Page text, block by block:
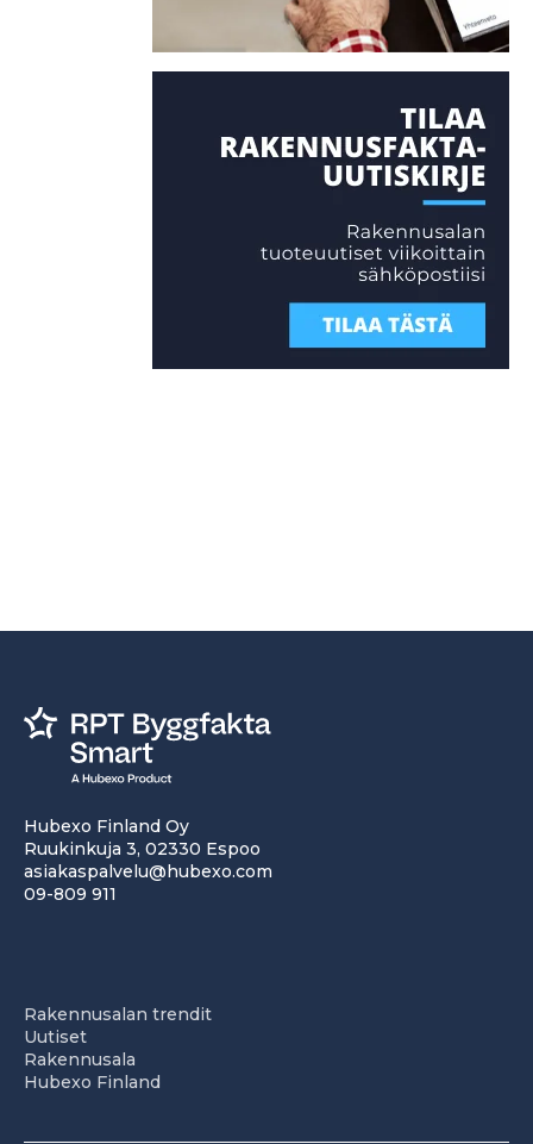
Hubexo Finland Oy
Ruukinkuja 3, 02330 Espoo
asiakaspalvelu@hubexo.com
09-809 911
Rakennusalan trendit
Uutiset
Rakennusala
Hubexo Finland